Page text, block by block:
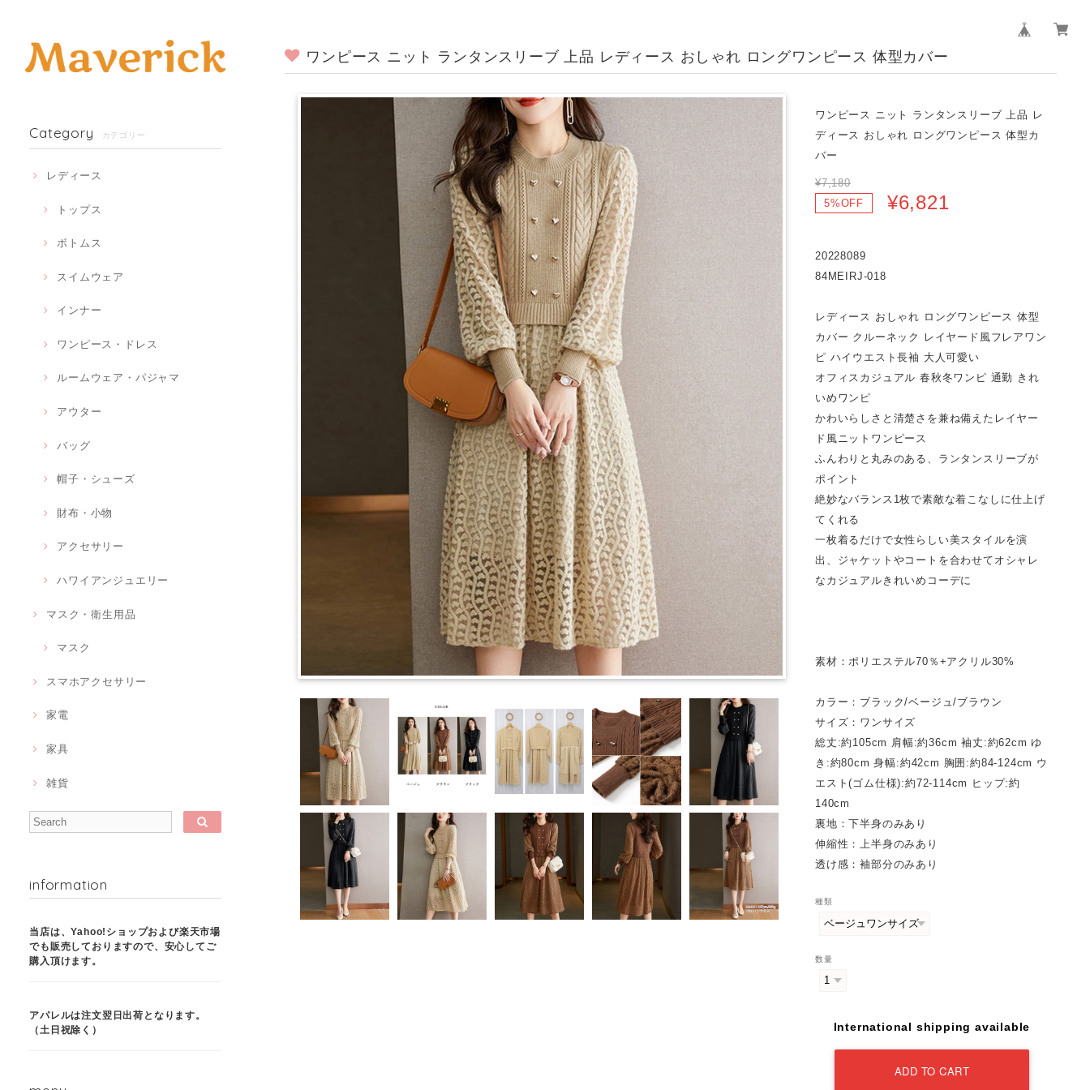
Category カテゴリー
レディース
トップス
ボトムス
スイムウェア
インナー
ワンピース・ドレス
ルームウェア・パジャマ
アウター
バッグ
帽子・シューズ
財布・小物
アクセサリー
ハワイアンジュエリー
マスク・衛生用品
マスク
スマホアクセサリー
家電
家具
雑貨
information
当店は、Yahoo!ショップおよび楽天市場
でも販売しておりますので、安心してご
購入頂けます。
アパレルは注文翌日出荷となります。
（土日祝除く）
ワンピース ニット ランタンスリーブ 上品 レディース おしゃれ ロングワンピース 体型カバー
ワンピース ニット ランタンスリーブ 上品 レ
ディース おしゃれ ロングワンピース 体型カ
バー
¥7,180
5%OFF
¥6,821
20228089
84MEIRJ-018
レディース おしゃれ ロングワンピース 体型
カバー クルーネック レイヤード風フレアワン
ピ ハイウエスト長袖 大人可愛い
オフィスカジュアル 春秋冬ワンピ 通勤 きれ
いめワンピ
かわいらしさと清楚さを兼ね備えたレイヤー
ド風ニットワンピース
ふんわりと丸みのある、ランタンスリーブが
ポイント
絶妙なバランス1枚で素敵な着こなしに仕上げ
てくれる
一枚着るだけで女性らしい美スタイルを演
出、ジャケットやコートを合わせてオシャレ
なカジュアルきれいめコーデに
素材：ポリエステル70％+アクリル30%
カラー：ブラック/ベージュ/ブラウン
サイズ：ワンサイズ
総丈:約105cm 肩幅:約36cm 袖丈:約62cm ゆ
き:約80cm 身幅:約42cm 胸囲:約84-124cm ウ
エスト(ゴム仕様):約72-114cm ヒップ:約
140cm
裏地：下半身のみあり
伸縮性：上半身のみあり
透け感：袖部分のみあり
種類
数量
International shipping available
ADD TO CART